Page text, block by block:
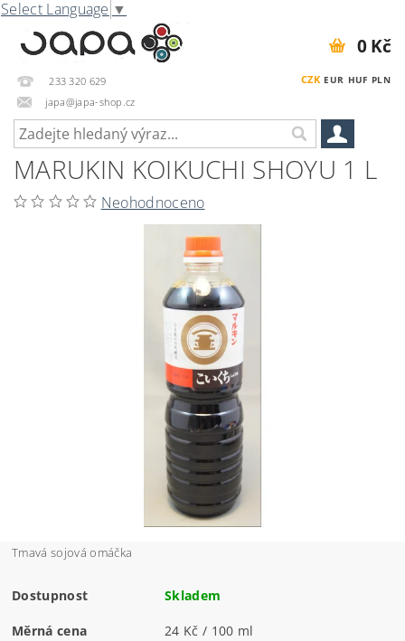
Select Language ▼
233 320 629
japa@japa-shop.cz
CZK EUR HUF PLN
0 Kč
MARUKIN KOIKUCHI SHOYU 1 L
Neohodnoceno
Tmavá sojová omáčka
Dostupnost Skladem
Měrná cena 24 Kč / 100 ml